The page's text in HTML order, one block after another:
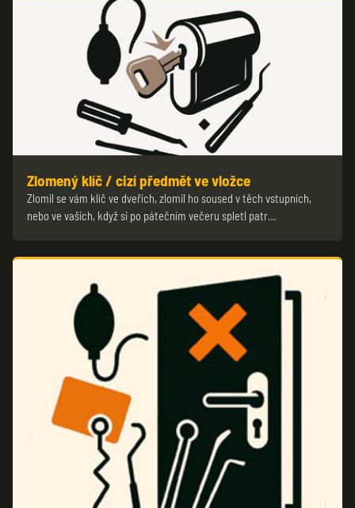
Zlomený klíč / cizí předmět ve vložce
Zlomil se vám klíč ve dveřích, zlomil ho soused v těch vstupních,
nebo ve vašich, když si po pátečním večeru spletl patr…